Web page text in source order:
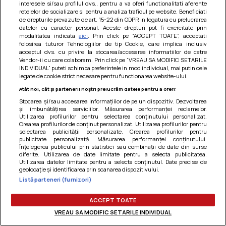
MANCARURI CU CARNE
Porc cu legume in stil oriental
Porcul cu legume in stil oriental o mancare cu carne
delicioasa, ce merita incercat. Incingeti uleiul si prajiti
bucatile de...
interesele si/sau profilul dvs., pentru a va oferi functionalitati aferente
retelelor de socializare si pentru a analiza traficul pe website. Beneficiati
de drepturile prevazute de art. 15-22 din GDPR in legatura cu prelucrarea
datelor cu caracter personal. Aceste drepturi pot fi exercitate prin
modalitatea indicataaici . Prin click pe “ACCEPT TOATE”, acceptati
folosirea tuturor Tehnologiilor de tip Cookie, care implica inclusiv
acceptul dvs. cu privire la stocarea/accesarea informatiilor de catre
Vendor-ii cu care colaboram. Prin click pe “VREAU SA MODIFIC SETARILE
INDIVIDUAL” puteti schimba preferintele in mod individual, mai putin cele
legate de cookie strict necesare pentru functionarea website-ului.
Atât noi, cât și partenerii noștri prelucrăm datele pentru a oferi:
Stocarea și/sau accesarea informațiilor de pe un dispozitiv. Dezvoltarea
și îmbunătățirea serviciilor. Măsurarea performanței reclamelor.
Utilizarea profilurilor pentru selectarea conținutului personalizat.
Crearea profilurilor de conținut personalizat. Utilizarea profilurilor pentru
selectarea publicității personalizate. Crearea profilurilor pentru
publicitate personalizată. Măsurarea performanței conținutului.
Înțelegerea publicului prin statistici sau combinații de date din surse
diferite. Utilizarea de date limitate pentru a selecta publicitatea.
Utilizarea datelor limitate pentru a selecta conținutul. Date precise de
geolocație și identificarea prin scanarea dispozitivului.
Listă parteneri (furnizori)
ACCEPT TOATE
VREAU SA MODIFIC SETARILE INDIVIDUAL